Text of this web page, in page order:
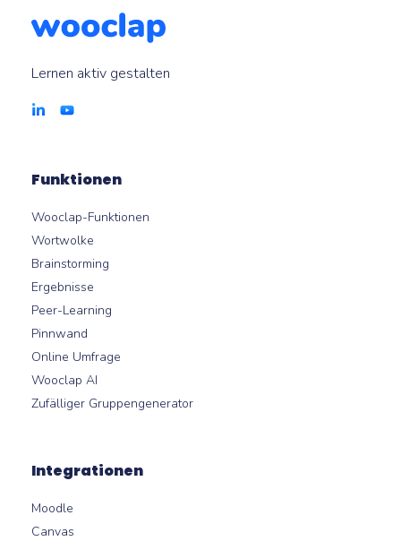
Lernen aktiv gestalten
Funktionen
Wooclap-Funktionen
Wortwolke
Brainstorming
Ergebnisse
Peer-Learning
Pinnwand
Online Umfrage
Wooclap AI
Zufälliger Gruppengenerator
Integrationen
Moodle
Canvas